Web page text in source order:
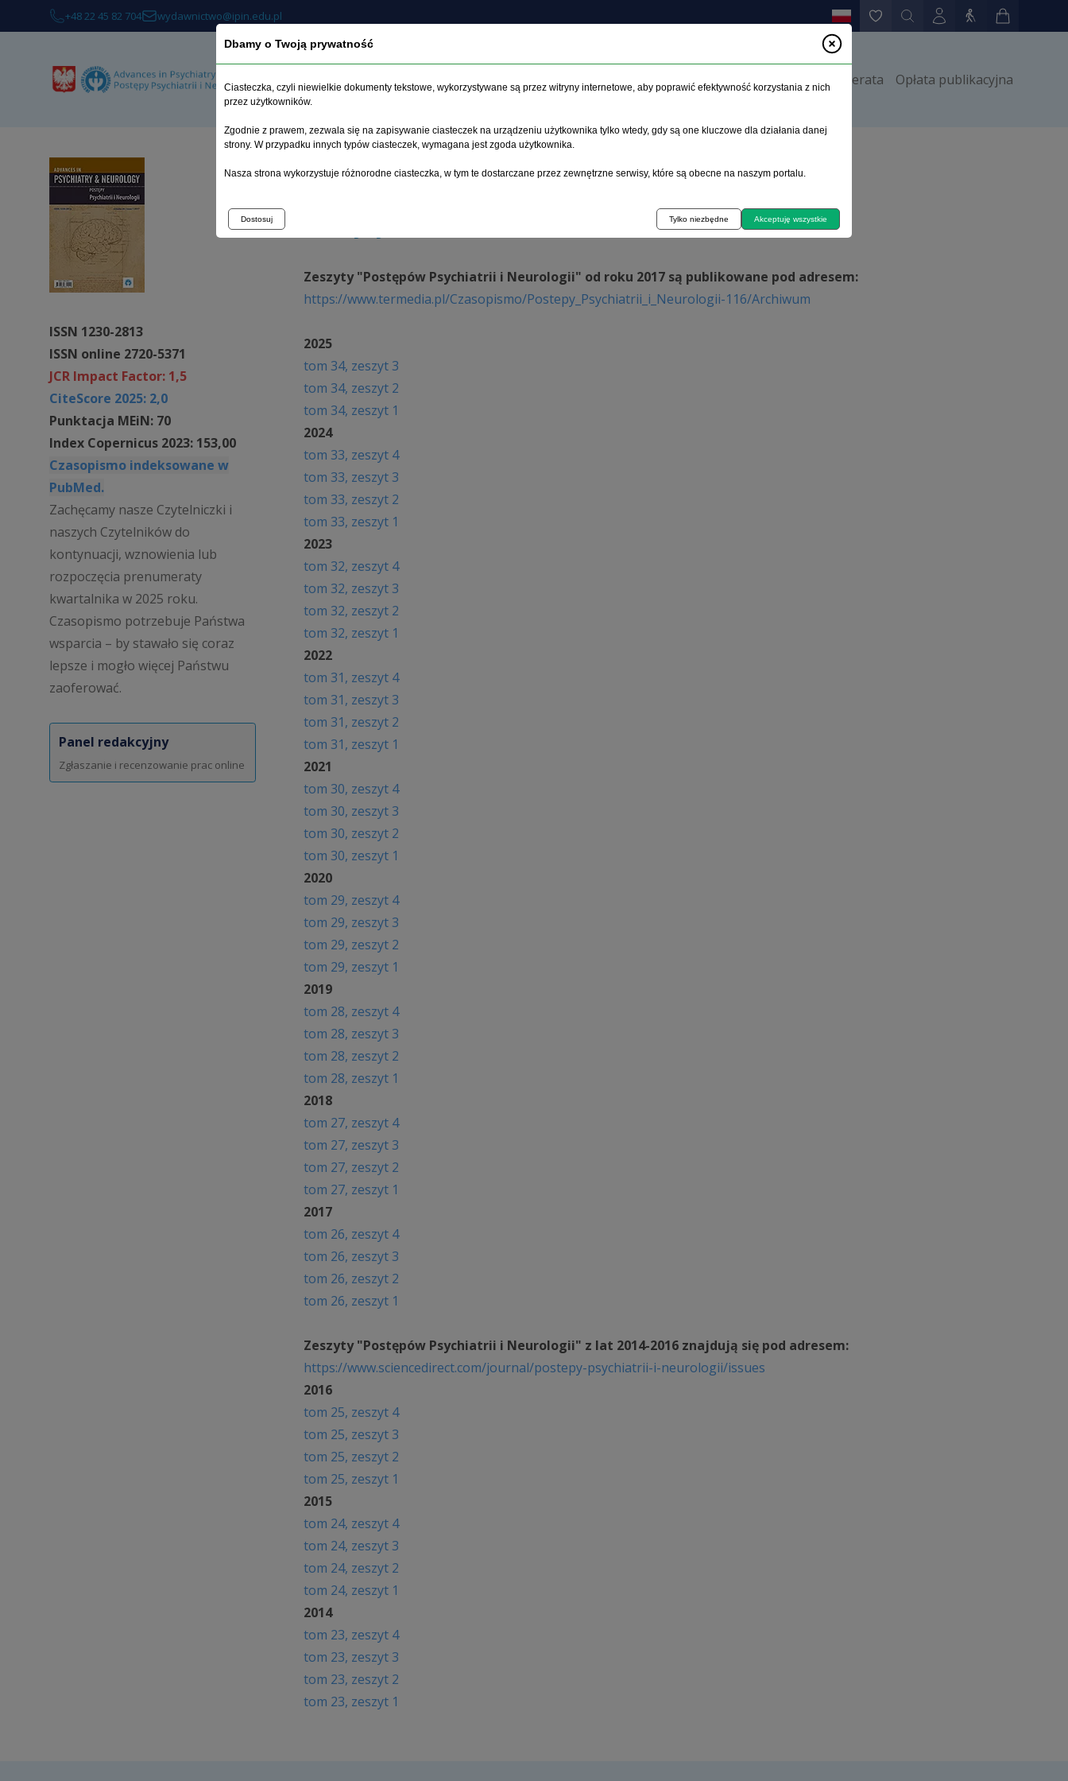
+48 22 45 82 704 wydawnictwo@ipin.edu.pl
O czasopiśmie Archiwum Etyka Instrukcja dla autorów Kontakt Prenumerata Opłata publikacyjna
ISSN 1230-2813
ISSN online 2720-5371
JCR Impact Factor: 1,5
CiteScore 2025: 2,0
Punktacja MEiN: 70
Index Copernicus 2023: 153,00
Czasopismo indeksowane w
PubMed.
Zachęcamy nasze Czytelniczki i
naszych Czytelników do
kontynuacji, wznowienia lub
rozpoczęcia prenumeraty
kwartalnika w 2025 roku.
Czasopismo potrzebuje Państwa
wsparcia – by stawało się coraz
lepsze i mogło więcej Państwu
zaoferować.
Panel redakcyjny
Zgłaszanie i recenzowanie prac online
Strona główna >Zeszyty od 2014
Zeszyty "Postępów Psychiatrii i Neurologii" od roku 2017 są publikowane pod adresem:
https://www.termedia.pl/Czasopismo/Postepy_Psychiatrii_i_Neurologii-116/Archiwum
2025
tom 34, zeszyt 3
tom 34, zeszyt 2
tom 34, zeszyt 1
2024
tom 33, zeszyt 4
tom 33, zeszyt 3
tom 33, zeszyt 2
tom 33, zeszyt 1
2023
tom 32, zeszyt 4
tom 32, zeszyt 3
tom 32, zeszyt 2
tom 32, zeszyt 1
2022
tom 31, zeszyt 4
tom 31, zeszyt 3
tom 31, zeszyt 2
tom 31, zeszyt 1
2021
tom 30, zeszyt 4
tom 30, zeszyt 3
tom 30, zeszyt 2
tom 30, zeszyt 1
2020
tom 29, zeszyt 4
tom 29, zeszyt 3
tom 29, zeszyt 2
tom 29, zeszyt 1
2019
tom 28, zeszyt 4
tom 28, zeszyt 3
tom 28, zeszyt 2
tom 28, zeszyt 1
2018
tom 27, zeszyt 4
tom 27, zeszyt 3
tom 27, zeszyt 2
tom 27, zeszyt 1
2017
tom 26, zeszyt 4
tom 26, zeszyt 3
tom 26, zeszyt 2
tom 26, zeszyt 1
Zeszyty "Postępów Psychiatrii i Neurologii" z lat 2014-2016 znajdują się pod adresem:
https://www.sciencedirect.com/journal/postepy-psychiatrii-i-neurologii/issues
2016
tom 25, zeszyt 4
tom 25, zeszyt 3
tom 25, zeszyt 2
tom 25, zeszyt 1
2015
tom 24, zeszyt 4
tom 24, zeszyt 3
tom 24, zeszyt 2
tom 24, zeszyt 1
2014
tom 23, zeszyt 4
tom 23, zeszyt 3
tom 23, zeszyt 2
tom 23, zeszyt 1
Dbamy o Twoją prywatność
Ciasteczka, czyli niewielkie dokumenty tekstowe, wykorzystywane są przez witryny internetowe, aby poprawić efektywność korzystania z nich
przez użytkowników.
Zgodnie z prawem, zezwala się na zapisywanie ciasteczek na urządzeniu użytkownika tylko wtedy, gdy są one kluczowe dla działania danej
strony. W przypadku innych typów ciasteczek, wymagana jest zgoda użytkownika.
Nasza strona wykorzystuje różnorodne ciasteczka, w tym te dostarczane przez zewnętrzne serwisy, które są obecne na naszym portalu.
Dostosuj Tylko niezbędne Akceptuję wszystkie